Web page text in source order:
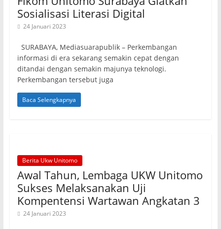
Sosialisasi Literasi Digital
24 Januari 2023
SURABAYA, Mediasuarapublik – Perkembangan
informasi di era sekarang semakin cepat dengan
ditandai dengan semakin majunya teknologi.
Perkembangan tersebut juga
Baca Selengkapnya
Berita Ukw Unitomo
Awal Tahun, Lembaga UKW Unitomo
Sukses Melaksanakan Uji
Kompentensi Wartawan Angkatan 3
24 Januari 2023